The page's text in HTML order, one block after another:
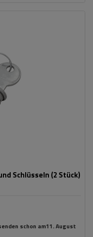
Schlüsseln (2 Stück)
schon am11. August